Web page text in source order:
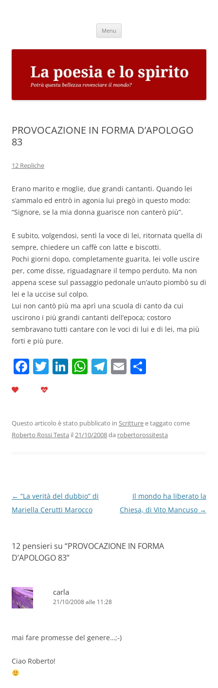
Menu
PROVOCAZIONE IN FORMA D’APOLOGO
83
12 Repliche
Erano marito e moglie, due grandi cantanti. Quando lei
s’ammalo ed entrò in agonia lui pregò in questo modo:
“Signore, se la mia donna guarisce non canterò più”.
E subito, volgendosi, sentì la voce di lei, ritornata quella di
sempre, chiedere un caffè con latte e biscotti.
Pochi giorni dopo, completamente guarita, lei volle uscire
per, come disse, riguadagnare il tempo perduto. Ma non
appena scese sul passaggio pedonale un’auto piombò su di
lei e la uccise sul colpo.
Lui non cantò più ma aprì una scuola di canto da cui
uscirono i più grandi cantanti dell’epoca; costoro
sembravano tutti cantare con le voci di lui e di lei, ma più
forti e più pure.
F
b
o
T Li
dI
n
W
A
p
T
a
m
E
vi
di
Questo articolo è stato pubblicato in Scritturee taggato come
Roberto Rossi Testa il21/10/2008da robertorossitesta
Navigazione
articolo
← “La verità del dubbio” di
Mariella Cerutti Marocco
Il mondo ha liberato la
Chiesa, di Vito Mancuso →
12 pensieri su “PROVOCAZIONE IN FORMA
D’APOLOGO 83”
carla
21/10/2008 alle 11:28
mai fare promesse del genere…;-)
Ciao Roberto!